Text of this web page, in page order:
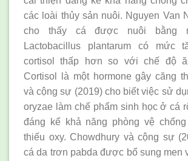
các loài thủy sản nuôi. Nguyen Van
cho thấy cá được nuôi bằng
Lactobacillus plantarum có mức
cortisol thấp hơn so với chế độ
Cortisol là một hormone gây căng
và cộng sự (2019) cho biết việc sử
oryzae làm chế phẩm sinh học ở cá
đáng kể khả năng phòng vệ
thiếu oxy. Chowdhury và cộng sự
cá da trơn pabda được bổ sung men